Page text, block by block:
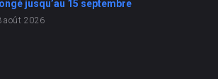
jusqu’au 15 septembre
août 2026